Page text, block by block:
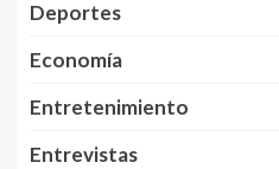
Deportes
Economía
Entretenimiento
Entrevistas